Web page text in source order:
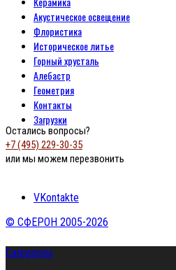
Акустическое освещение
Флористика
Историческое литье
Горный хрусталь
Алебастр
Геометрия
Контакты
Загрузки
Остались вопросы?
+7 (495) 229-30-35
или мы можем перезвонить
VKontakte
© СФЕРОН 2005-2026
Categories